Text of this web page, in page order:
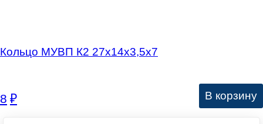
Кольцо МУВП К2 27х14х3,5х7
8 ₽ В корзину